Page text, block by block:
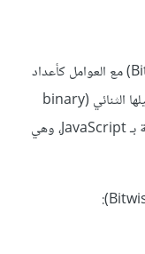
تتعامل المعاملات الثنائية (Bitwise operators) مع العوامل كأعداد
صحيحة بحجم 32 بت وتعمل على مستوى تمثيلها الثنائي (binary
representation). هذه العوامل ليست خاصة بـ JavaScript، وهي